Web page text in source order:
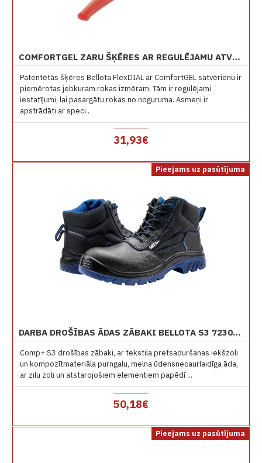
COMFORTGEL ZARU ŠĶĒRES AR REGULĒJAMU ATVĒRUMU BELLOTA 3412
Patentētās šķēres Bellota FlexDIAL ar ComfortGEL satvērienu ir
piemērotas jebkuram rokas izmēram. Tām ir regulējami
iestatījumi, lai pasargātu rokas no noguruma. Asmeņi ir
apstrādāti ar speci..
31,93€
Pieejams uz pasūtījuma
DARBA DROŠĪBAS ĀDAS ZĀBAKI BELLOTA S3 72307 NON METAL
Comp+ S3 drošības zābaki, ar tekstila pretsaduršanas iekšzoli
un kompozītmateriāla purngalu, melna ūdensnecaurlaidīga āda,
ar zilu zoli un atstarojošiem elementiem papēdī ...
50,18€
Pieejams uz pasūtījuma